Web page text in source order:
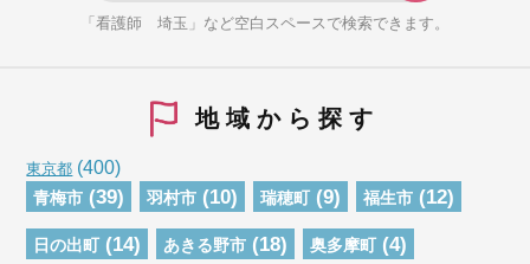
「看護師 埼玉」など空白スペースで検索できます。
地域から探す
東京都 (400)
青梅市 (39) 羽村市 (10) 瑞穂町 (9) 福生市 (12)
日の出町 (14) あきる野市 (18) 奥多摩町 (4)